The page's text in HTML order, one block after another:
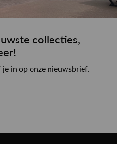
collecties,
in op onze nieuwsbrief.